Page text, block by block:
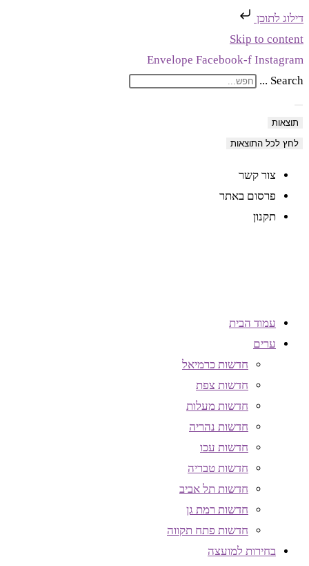
דילוג לתוכן
Skip to content
Envelope Facebook-f Instagram
Search ...
תוצאות
לחץ לכל התוצאות
צור קשר
פרסום באתר
תקנון
עמוד הבית
ערים
חדשות כרמיאל
חדשות צפת
חדשות מעלות
חדשות נהריה
חדשות עכו
חדשות טבריה
חדשות תל אביב
חדשות רמת גן
חדשות פתח תקווה
בחירות למועצה